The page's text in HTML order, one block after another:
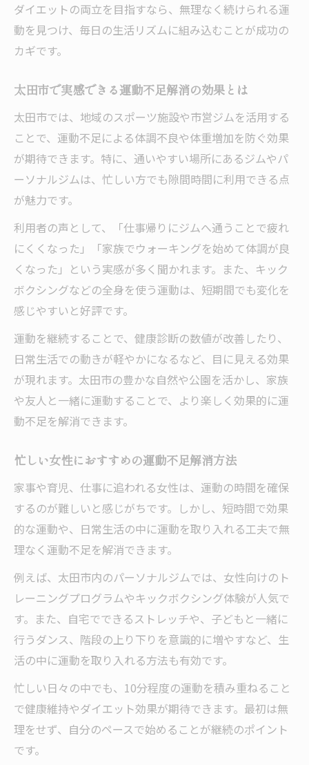
ダイエットの両立を目指すなら、無理なく続けられる運
動を見つけ、毎日の生活リズムに組み込むことが成功の
カギです。
太田市で実感できる運動不足解消の効果とは
太田市では、地域のスポーツ施設や市営ジムを活用する
ことで、運動不足による体調不良や体重増加を防ぐ効果
が期待できます。特に、通いやすい場所にあるジムやパ
ーソナルジムは、忙しい方でも隙間時間に利用できる点
が魅力です。
利用者の声として、「仕事帰りにジムへ通うことで疲れ
にくくなった」「家族でウォーキングを始めて体調が良
くなった」という実感が多く聞かれます。また、キック
ボクシングなどの全身を使う運動は、短期間でも変化を
感じやすいと好評です。
運動を継続することで、健康診断の数値が改善したり、
日常生活での動きが軽やかになるなど、目に見える効果
が現れます。太田市の豊かな自然や公園を活かし、家族
や友人と一緒に運動することで、より楽しく効果的に運
動不足を解消できます。
忙しい女性におすすめの運動不足解消方法
家事や育児、仕事に追われる女性は、運動の時間を確保
するのが難しいと感じがちです。しかし、短時間で効果
的な運動や、日常生活の中に運動を取り入れる工夫で無
理なく運動不足を解消できます。
例えば、太田市内のパーソナルジムでは、女性向けのト
レーニングプログラムやキックボクシング体験が人気で
す。また、自宅でできるストレッチや、子どもと一緒に
行うダンス、階段の上り下りを意識的に増やすなど、生
活の中に運動を取り入れる方法も有効です。
忙しい日々の中でも、10分程度の運動を積み重ねること
で健康維持やダイエット効果が期待できます。最初は無
理をせず、自分のペースで始めることが継続のポイント
です。